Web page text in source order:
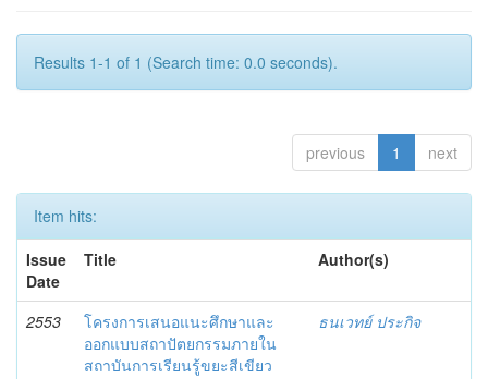
Results 1-1 of 1 (Search time: 0.0 seconds).
previous 1 next
Item hits:
Issue
Date
Title Author(s)
2553
โครงการเสนอแนะศึกษาและ
ออกแบบสถาปัตยกรรมภายใน
สถาบันการเรียนรู้ขยะสีเขียว
ธนเวทย์ ประกิจ